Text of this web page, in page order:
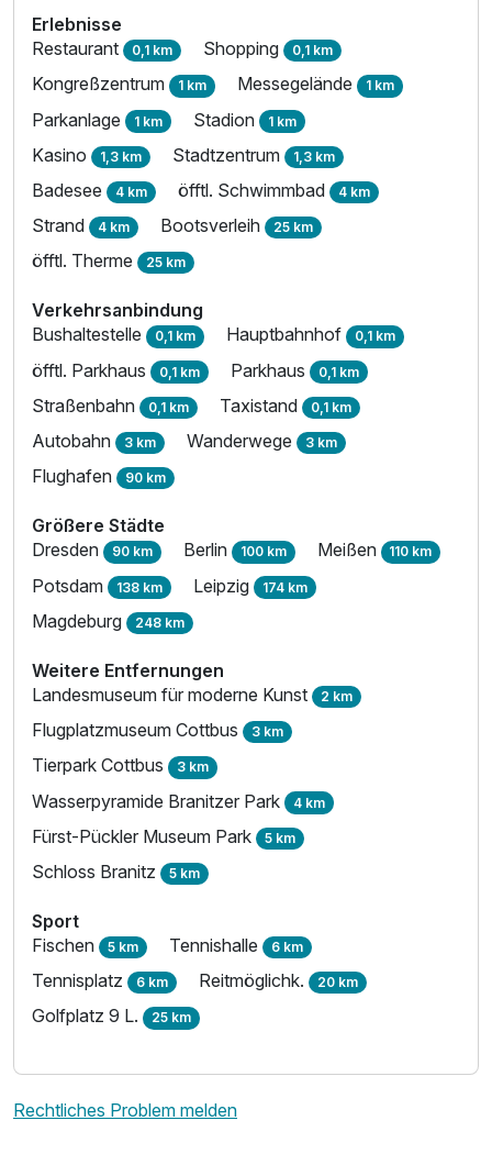
Erlebnisse
Restaurant 0,1 km Shopping 0,1 km
Kongreßzentrum 1 km Messegelände 1 km
Parkanlage 1 km Stadion 1 km
Kasino 1,3 km Stadtzentrum 1,3 km
Badesee 4 km öfftl. Schwimmbad 4 km
Strand 4 km Bootsverleih 25 km
öfftl. Therme 25 km
Verkehrsanbindung
Bushaltestelle 0,1 km Hauptbahnhof 0,1 km
öfftl. Parkhaus 0,1 km Parkhaus 0,1 km
Straßenbahn 0,1 km Taxistand 0,1 km
Autobahn 3 km Wanderwege 3 km
Flughafen 90 km
Größere Städte
Dresden 90 km Berlin 100 km Meißen 110 km
Potsdam 138 km Leipzig 174 km
Magdeburg 248 km
Weitere Entfernungen
Landesmuseum für moderne Kunst 2 km
Flugplatzmuseum Cottbus 3 km
Tierpark Cottbus 3 km
Wasserpyramide Branitzer Park 4 km
Fürst-Pückler Museum Park 5 km
Schloss Branitz 5 km
Sport
Fischen 5 km Tennishalle 6 km
Tennisplatz 6 km Reitmöglichk. 20 km
Golfplatz 9 L. 25 km
Rechtliches Problem melden